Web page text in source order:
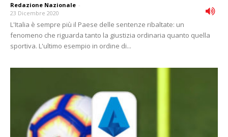
Redazione Nazionale -
23 Dicembre 2020
L'Italia è sempre più il Paese delle sentenze ribaltate: un
fenomeno che riguarda tanto la giustizia ordinaria quanto quella
sportiva. L'ultimo esempio in ordine di...